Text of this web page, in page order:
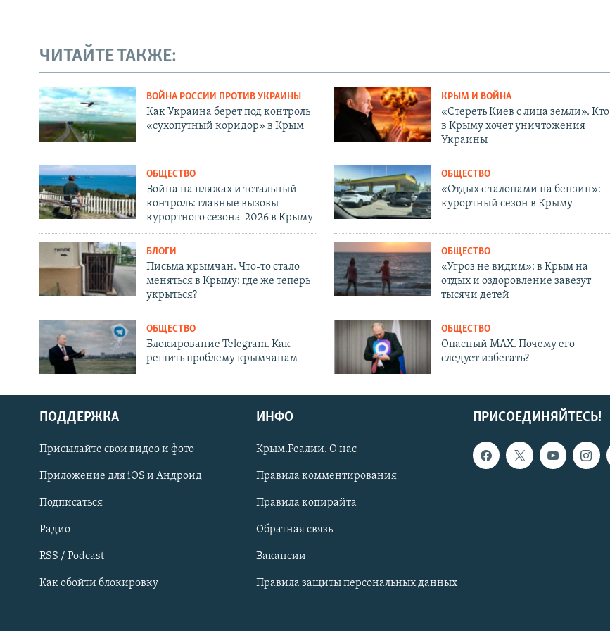
Українською
Qırımtatar
ПРИСОЕДИНЯЙТЕСЬ!
ЧИТАЙТЕ ТАКЖЕ:
ВОЙНА РОССИИ ПРОТИВ УКРАИНЫ
Как Украина берет под контроль
«сухопутный коридор» в Крым
КРЫМ И ВОЙНА
«Стереть Киев с лица земли». Кто
в Крыму хочет уничтожения
Украины
ОБЩЕСТВО
Война на пляжах и тотальный
контроль: главные вызовы
курортного сезона-2026 в Крыму
ОБЩЕСТВО
«Отдых с талонами на бензин»:
курортный сезон в Крыму
БЛОГИ
Письма крымчан. Что-то стало
меняться в Крыму: где же теперь
укрыться?
ОБЩЕСТВО
«Угроз не видим»: в Крым на
отдых и оздоровление завезут
тысячи детей
ОБЩЕСТВО
Блокирование Telegram. Как
решить проблему крымчанам
ОБЩЕСТВО
Опасный MAX. Почему его
следует избегать?
ПРИСОЕДИНЯЙТЕСЬ!
ПОДДЕРЖКА
Присылайте свои видео и фото
Приложение для iOS и Андроид
Подписаться
Радио
RSS / Podcast
Как обойти блокировку
ИНФО
Крым.Реалии. О нас
Правила комментирования
Правила копирайта
Обратная связь
Вакансии
Правила защиты персональных данных